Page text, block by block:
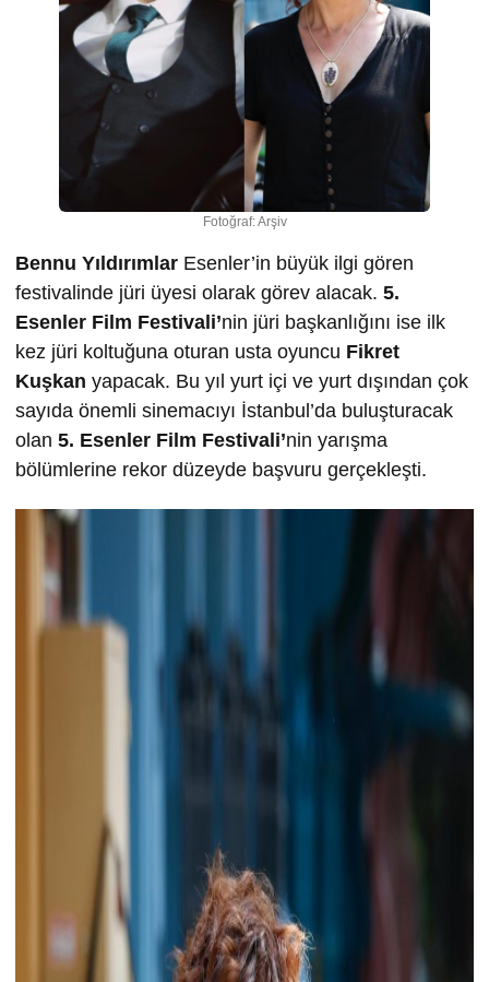
Fotoğraf: Arşiv
Bennu Yıldırımlar Esenler’in büyük ilgi gören
festivalinde jüri üyesi olarak görev alacak. 5.
Esenler Film Festivali’nin jüri başkanlığını ise ilk
kez jüri koltuğuna oturan usta oyuncu Fikret
Kuşkan yapacak. Bu yıl yurt içi ve yurt dışından çok
sayıda önemli sinemacıyı İstanbul’da buluşturacak
olan 5. Esenler Film Festivali’nin yarışma
bölümlerine rekor düzeyde başvuru gerçekleşti.